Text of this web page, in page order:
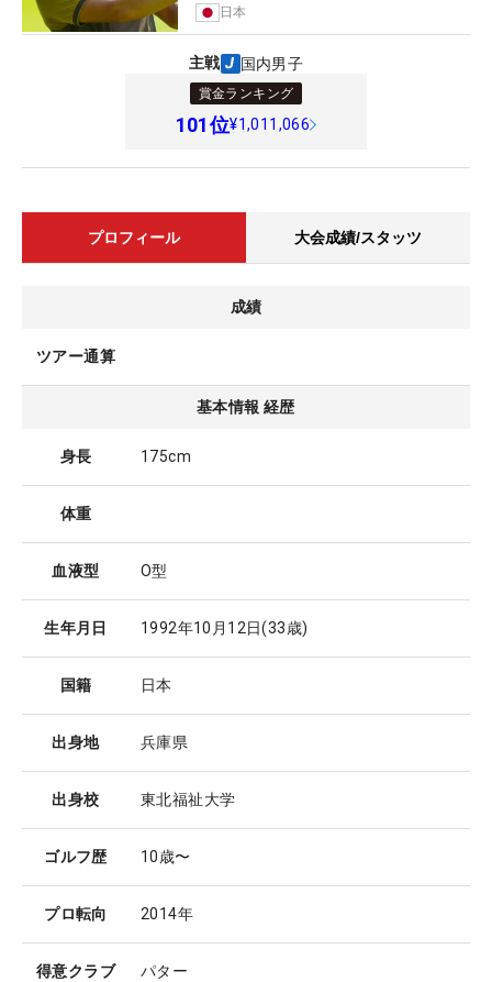
日本
主戦 国内男子
賞金ランキング
101位¥1,011,066
プロフィール 大会成績/スタッツ
成績
ツアー通算
基本情報 経歴
身長 175cm
体重
血液型 O型
生年月日 1992年10月12日(33歳)
国籍 日本
出身地 兵庫県
出身校 東北福祉大学
ゴルフ歴 10歳〜
プロ転向 2014年
得意クラブ パター